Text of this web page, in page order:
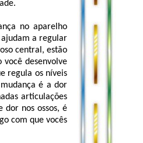
no aparelho
ajudam a regular
central, estão
você desenvolve
regula os níveis
é a dor
articulações
dor nos ossos, é
com que vocês